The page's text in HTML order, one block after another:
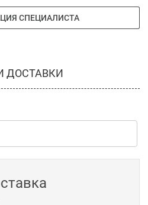
СПЕЦИАЛИСТА
ДОСТАВКИ